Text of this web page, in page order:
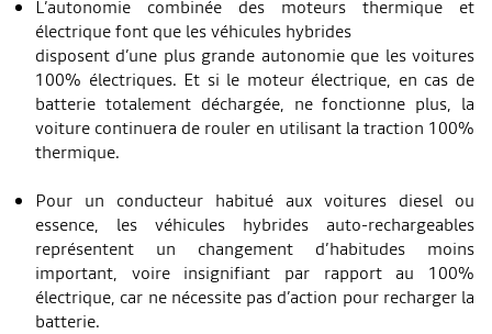
L’autonomie combinée des moteurs thermique et
électrique font que les véhicules hybrides
disposent d’une plus grande autonomie que les voitures
100% électriques. Et si le moteur électrique, en cas de
batterie totalement déchargée, ne fonctionne plus, la
voiture continuera de rouler en utilisant la traction 100%
thermique.
Pour un conducteur habitué aux voitures diesel ou
essence, les véhicules hybrides auto-rechargeables
représentent un changement d’habitudes moins
important, voire insignifiant par rapport au 100%
électrique, car ne nécessite pas d’action pour recharger la
batterie.